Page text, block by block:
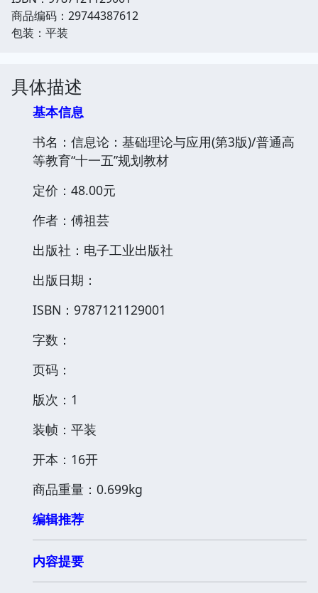
商品编码：29744387612
包装：平装
具体描述
基本信息
书名：信息论：基础理论与应用(第3版)/普通高
等教育“十一五”规划教材
定价：48.00元
作者：傅祖芸
出版社：电子工业出版社
出版日期：
ISBN：9787121129001
字数：
页码：
版次：1
装帧：平装
开本：16开
商品重量：0.699kg
编辑推荐
内容提要